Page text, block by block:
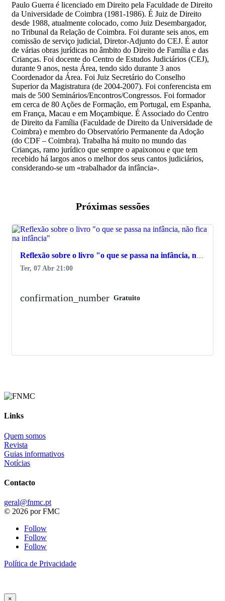
Paulo Guerra é licenciado em Direito pela Faculdade de Direito
da Universidade de Coimbra (1981-1986). É Juiz de Direito
desde 1988, atualmente colocado, como Juiz Desembargador,
no Tribunal da Relação de Coimbra. Foi durante seis anos, em
comissão de serviço judicial, Diretor-Adjunto do CEJ. É autor
de várias obras jurídicas no âmbito do Direito de Família e das
Crianças. Foi docente do Centro de Estudos Judiciários (CEJ),
durante 9 anos, nesta Área, tendo sido durante 3 anos
Coordenador da Área. Foi Juiz Secretário do Conselho
Superior da Magistratura (de 2004-2007). Foi conferencista em
mais de 500 Seminários/Encontros/Congressos. Foi formador
em cerca de 80 Ações de Formação, em Portugal, em Espanha,
em França, Macau e em Moçambique. É Associado do Centro
de Direito da Família (Faculdade de Direito da Universidade de
Coimbra) e membro do Observatório Permanente da Adoção
(do CDF – Coimbra). Trabalha há muito no mundo das
Crianças, ramo jurídico que sempre o apaixonou e que tem
recebido há largos anos o melhor dos seus cantos judiciários,
considerando-se um «trabalhador da infância».
Próximas sessões
Ter, 07 Abr 21:00
confirmation_number Gratuito
Links
Quem somos
Revista
Guias informativos
Notícias
Contacto
geral@fnmc.pt
© 2026 por FMC
Follow
Follow
Follow
Política de Privacidade
×